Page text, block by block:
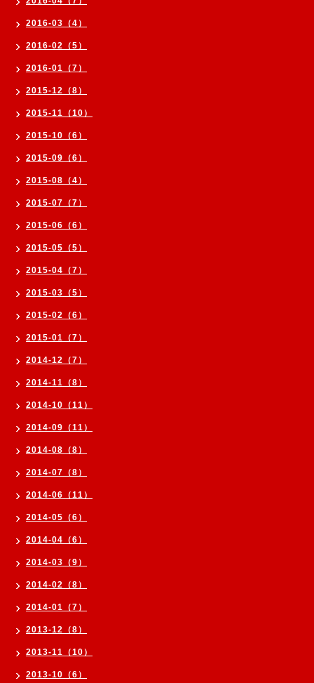
2016-03（4）
2016-02（5）
2016-01（7）
2015-12（8）
2015-11（10）
2015-10（6）
2015-09（6）
2015-08（4）
2015-07（7）
2015-06（6）
2015-05（5）
2015-04（7）
2015-03（5）
2015-02（6）
2015-01（7）
2014-12（7）
2014-11（8）
2014-10（11）
2014-09（11）
2014-08（8）
2014-07（8）
2014-06（11）
2014-05（6）
2014-04（6）
2014-03（9）
2014-02（8）
2014-01（7）
2013-12（8）
2013-11（10）
2013-10（6）